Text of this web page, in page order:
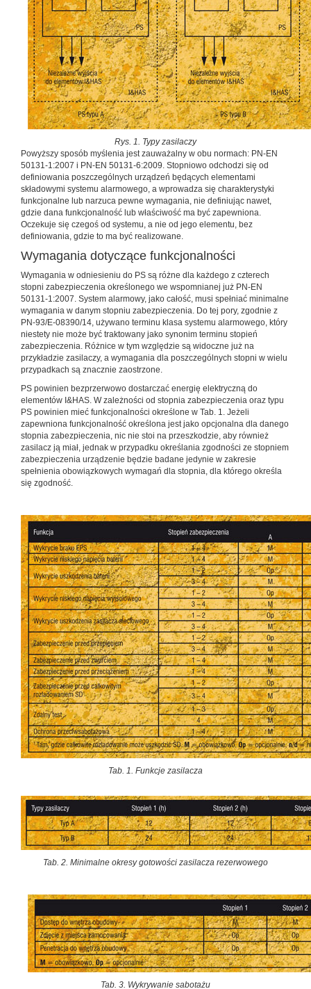
Rys. 1. Typy zasilaczy
Powyższy sposób myślenia jest zauważalny w obu normach: PN-EN
50131-1:2007 i PN-EN 50131-6:2009. Stopniowo odchodzi się od
definiowania poszczególnych urządzeń będących elementami
składowymi systemu alarmowego, a wprowadza się charakterystyki
funkcjonalne lub narzuca pewne wymagania, nie definiując nawet,
gdzie dana funkcjonalność lub właściwość ma być zapewniona.
Oczekuje się czegoś od systemu, a nie od jego elementu, bez
definiowania, gdzie to ma być realizowane.
Wymagania dotyczące funkcjonalności
Wymagania w odniesieniu do PS są różne dla każdego z czterech
stopni zabezpieczenia określonego we wspomnianej już PN-EN
50131-1:2007. System alarmowy, jako całość, musi spełniać minimalne
wymagania w danym stopniu zabezpieczenia. Do tej pory, zgodnie z
PN-93/E-08390/14, używano terminu klasa systemu alarmowego, który
niestety nie może być traktowany jako synonim terminu stopień
zabezpieczenia. Różnice w tym względzie są widoczne już na
przykładzie zasilaczy, a wymagania dla poszczególnych stopni w wielu
przypadkach są znacznie zaostrzone.
PS powinien bezprzerwowo dostarczać energię elektryczną do
elementów I&HAS. W zależności od stopnia zabezpieczenia oraz typu
PS powinien mieć funkcjonalności określone w Tab. 1. Jeżeli
zapewniona funkcjonalność określona jest jako opcjonalna dla danego
stopnia zabezpieczenia, nic nie stoi na przeszkodzie, aby również
zasilacz ją miał, jednak w przypadku określania zgodności ze stopniem
zabezpieczenia urządzenie będzie badane jedynie w zakresie
spełnienia obowiązkowych wymagań dla stopnia, dla którego określa
się zgodność.
Tab. 1. Funkcje zasilacza
Tab. 2. Minimalne okresy gotowości zasilacza rezerwowego
Tab. 3. Wykrywanie sabotażu